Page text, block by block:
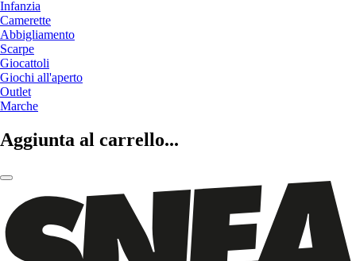
Infanzia
Camerette
Abbigliamento
Scarpe
Giocattoli
Giochi all'aperto
Outlet
Marche
Aggiunta al carrello...